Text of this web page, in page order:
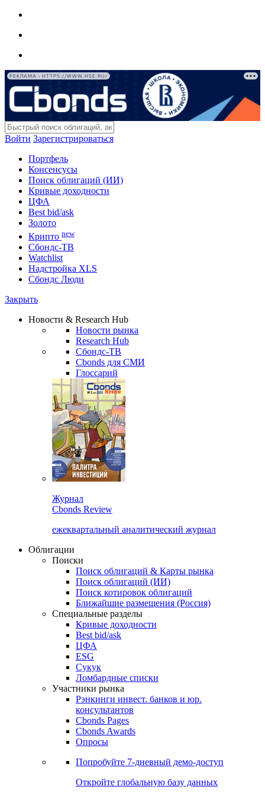
РЕКЛАМА • HTTPS://WWW.HSE.RU/
Войти Зарегистрироваться
Портфель
Консенсусы
Поиск облигаций (ИИ)
Кривые доходности
ЦФА
Best bid/ask
Золото
Крипто new
Сбондс-ТВ
Watchlist
Надстройка XLS
Сбондс Люди
Закрыть
Новости & Research Hub
Новости рынка
Research Hub
Сбондс-ТВ
Cbonds для СМИ
Глоссарий
Журнал
Cbonds Review
ежеквартальный аналитический журнал
Облигации
Поиски
Поиск облигаций & Карты рынка
Поиск облигаций (ИИ)
Поиск котировок облигаций
Ближайшие размещения (Россия)
Специальные разделы
Кривые доходности
Best bid/ask
ЦФА
ESG
Сукук
Ломбардные списки
Участники рынка
Рэнкинги инвест. банков и юр.
консультантов
Cbonds Pages
Cbonds Awards
Опросы
Попробуйте 7-дневный демо-доступ
Откройте глобальную базу данных